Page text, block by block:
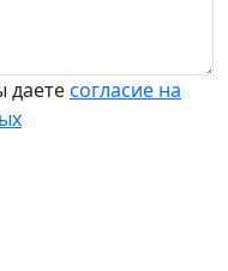
даетесогласие на